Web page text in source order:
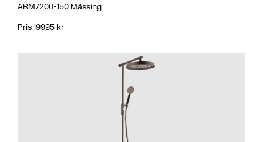
ARM7200-150 Mässing
Pris 19995 kr